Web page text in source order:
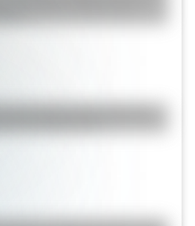
qué la Ruta 40 es la más